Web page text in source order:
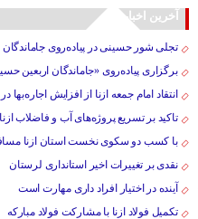
آخرین اخبار
تجلی شور حسینی در پیاده‌روی جاماندگان
برگزاری پیاده‌روی «جاماندگان اربعین
انتقاد امام جمعه ازنا از افزایش اجاره‌بها در
تاکید بر تسریع پروژه‌های آب و فاضلاب ازنا
با کسب دو سکوی نخست استان ازنا
نقدی بر تغییرات اخیر استانداری لرستان
آینده در اختیار افراد داری مهارت است
تکمیل فولاد ازنا با مشارکت فولاد مبارکه